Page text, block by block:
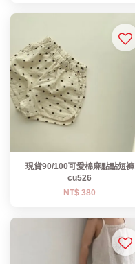
現貨90/100可愛棉麻點點短褲
cu526
NT$ 380